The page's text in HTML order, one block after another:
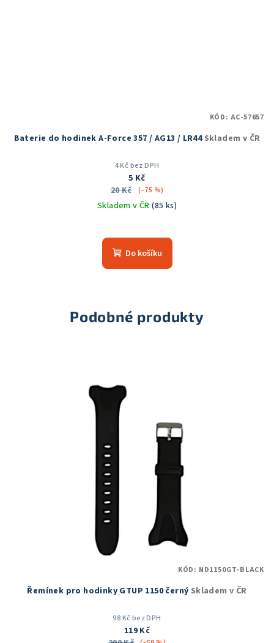
Baterie do hodinek A-Force 357 / AG13 / LR44Skladem v ČR
4 Kč bez DPH
5 Kč
20 Kč
(–75 %)
Skladem v ČR(85 ks)
Do košíku
KÓD: AC-57657
Podobné produkty
Řemínek pro hodinky GTUP 1150 černý Skladem v ČR
98 Kč bez DPH
119 Kč
KÓD: ND1150GT-BLACK